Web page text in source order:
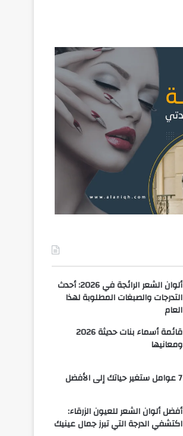
ألوان الشعر الرائجة في 2026: أحدث
التدرجات والصبغات المطلوبة لهذا
العام
قائمة أسماء بنات حديثة 2026
ومعانيها
7 عوامل ستغير حياتك إلى الأفضل
أفضل ألوان الشعر للعيون الزرقاء:
اكتشفي الدرجة التي تبرز جمال عينيك